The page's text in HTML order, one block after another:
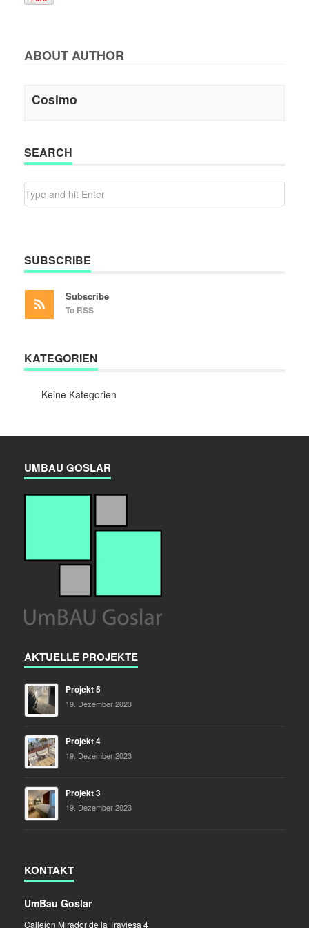
ABOUT AUTHOR
Cosimo
SEARCH
SUBSCRIBE
Subscribe
To RSS
KATEGORIEN
Keine Kategorien
UMBAU GOSLAR
AKTUELLE PROJEKTE
Projekt 5
19. Dezember 2023
Projekt 4
19. Dezember 2023
Projekt 3
19. Dezember 2023
KONTAKT
UmBau Goslar
Callejon Mirador de la Traviesa 4